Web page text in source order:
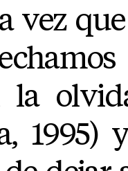
vez
la
1995)